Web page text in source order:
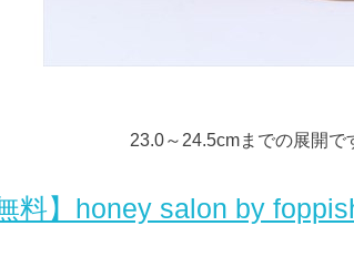
23.0～24.5cmまでの展開
料】honey salon by